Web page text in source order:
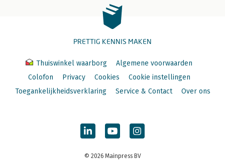
PRETTIG KENNIS MAKEN
Thuiswinkel waarborg
Algemene voorwaarden
Colofon
Privacy Cookies
Cookie instellingen
Toegankelijkheidsverklaring
Service & Contact Over ons
© 2026 Mainpress BV